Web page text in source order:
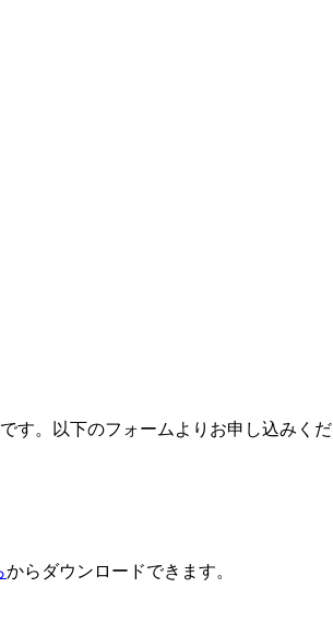
。以下のフォームよりお申し込みくだ
からダウンロードできます。